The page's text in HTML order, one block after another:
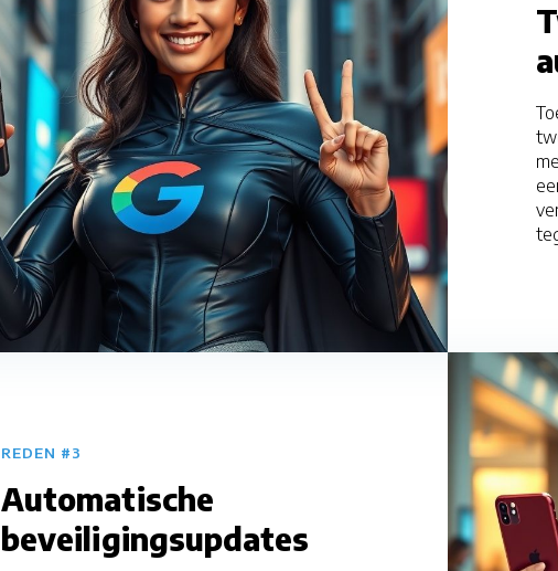
REDEN #3
Automatische
beveiligingsupdates